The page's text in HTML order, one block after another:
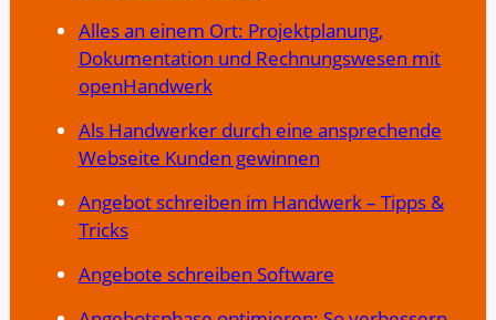
Alles an einem Ort: Projektplanung,
Dokumentation und Rechnungswesen mit
openHandwerk
Als Handwerker durch eine ansprechende
Webseite Kunden gewinnen
Angebot schreiben im Handwerk – Tipps &
Tricks
Angebote schreiben Software